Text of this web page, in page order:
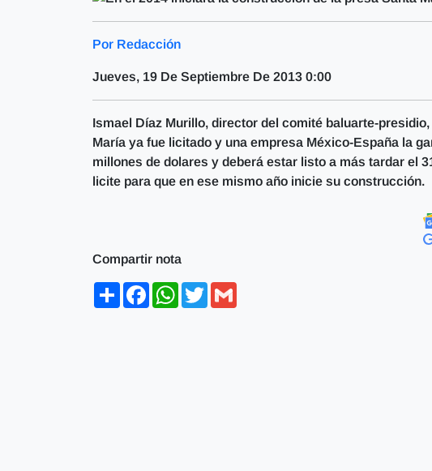
Por Redacción
Jueves, 19 De Septiembre De 2013 0:00
Ismael Díaz Murillo, director del comité baluarte-
María ya fue licitado y una empresa México-España la
millones de dolares y deberá estar listo a más tardar el
licite para que en ese mismo año inicie su construcción.
Compartir nota
ShareFacebookWhatsApp
Twitter